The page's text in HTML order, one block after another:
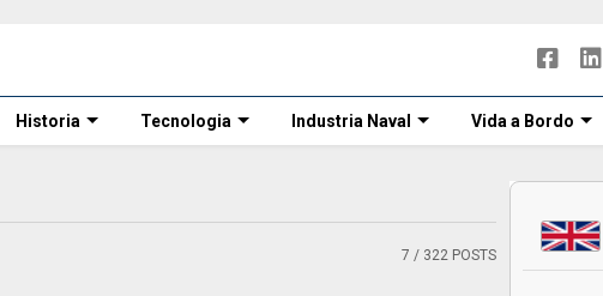
Historia Tecnologia Industria Naval Vida a Bordo
7 / 322 POSTS